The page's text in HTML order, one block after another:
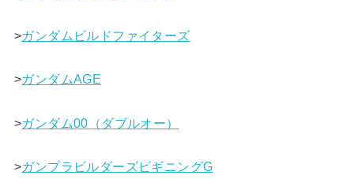
>ガンダムビルドファイターズ
>ガンダムAGE
>ガンダム00（ダブルオー）
>ガンプラビルダーズビギニングG